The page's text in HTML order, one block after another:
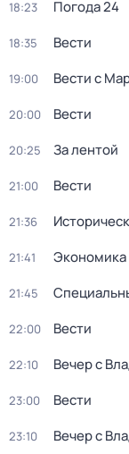
18:23 Погода 24
18:35 Вести
19:00 Вести с
20:00 Вести
20:25 За лентой
21:00 Вести
21:36
21:41 Экономика
21:45
22:00 Вести
22:10 Вечер с
23:00 Вести
23:10 Вечер с